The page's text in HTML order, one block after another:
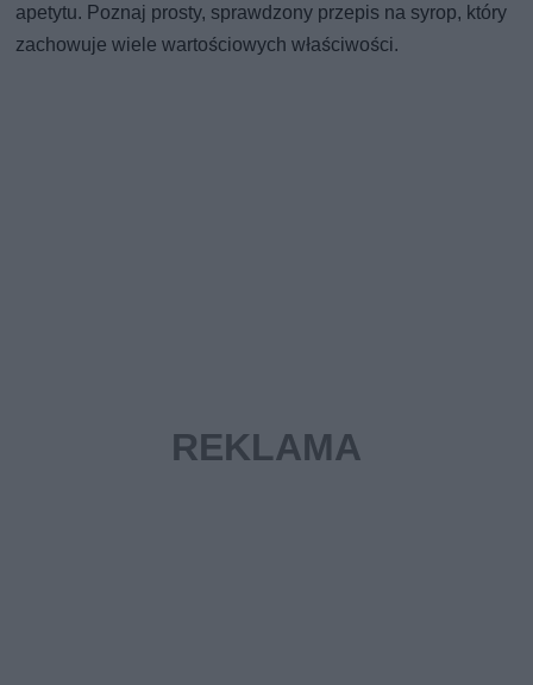
apetytu. Poznaj prosty, sprawdzony przepis na syrop, który
zachowuje wiele wartościowych właściwości.